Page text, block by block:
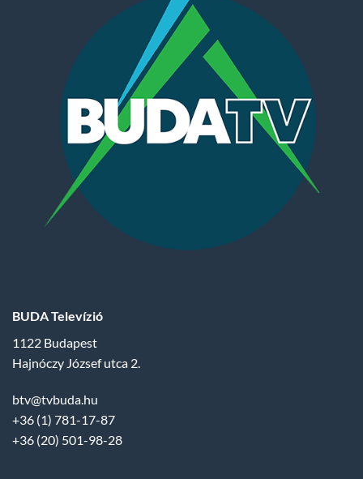
BUDA Televízió
1122 Budapest
Hajnóczy József utca 2.
btv@tvbuda.hu
+36 (1) 781-17-87
+36 (20) 501-98-28